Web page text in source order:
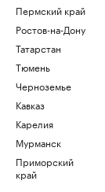
Пермский край
Ростов-на-Дону
Татарстан
Тюмень
Черноземье
Кавказ
Карелия
Мурманск
Приморский
край